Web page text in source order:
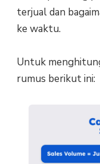
terjual dan
ke waktu.
Untuk
rumus berikut ini: